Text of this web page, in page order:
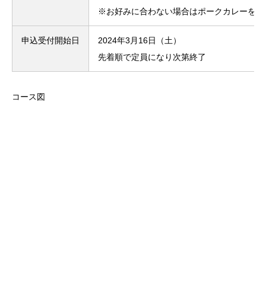
※お好みに合わない場合はポークカレーを
申込受付開始日
2024年3月16日（土）
先着順で定員になり次第終了
コース図